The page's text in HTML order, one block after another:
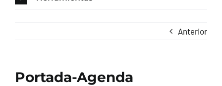
Anterior
Portada-Agenda